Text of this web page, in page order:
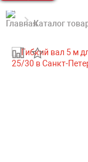
Каталог